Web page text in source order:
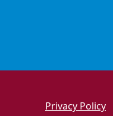
Privacy Policy